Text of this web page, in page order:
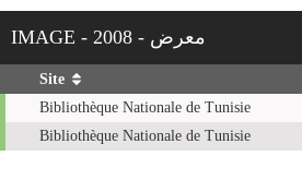
IMAGE - 2008 - معرض
Exemplaires
Site
Bibliothèque Nationale de Tunisie
Bibliothèque Nationale de Tunisie